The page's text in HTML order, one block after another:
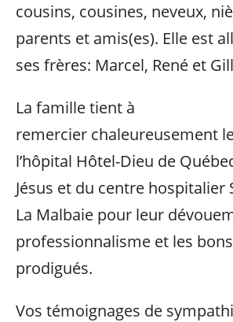
cousins, cousines, neveux,
parents et amis(es). Elle est
ses frères: Marcel, René et
La famille tient à
remercier chaleureusement
l’hôpital Hôtel-Dieu de
Jésus et du centre hospitalier
La Malbaie pour leur
professionnalisme et les
prodigués.
Vos témoignages de